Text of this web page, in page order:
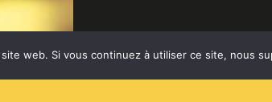
web. Si vous continuez à utiliser ce site, nous